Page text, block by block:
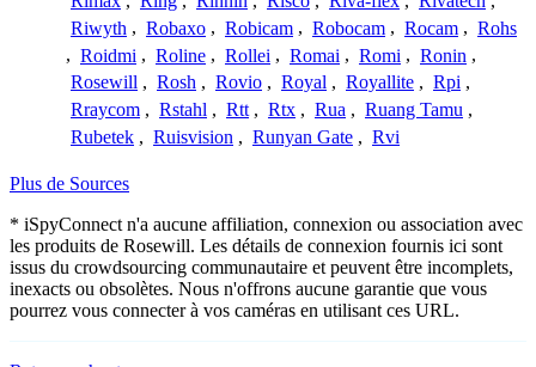
Riwyth , Robaxo , Robicam , Robocam , Rocam , Rohs
, Roidmi , Roline , Rollei , Romai , Romi , Ronin ,
Rosewill , Rosh , Rovio , Royal , Royallite , Rpi ,
Rraycom , Rstahl , Rtt , Rtx , Rua , Ruang Tamu ,
Rubetek , Ruisvision , Runyan Gate , Rvi
Plus de Sources
* iSpyConnect n'a aucune affiliation, connexion ou association avec
les produits de Rosewill. Les détails de connexion fournis ici sont
issus du crowdsourcing communautaire et peuvent être incomplets,
inexacts ou obsolètes. Nous n'offrons aucune garantie que vous
pourrez vous connecter à vos caméras en utilisant ces URL.